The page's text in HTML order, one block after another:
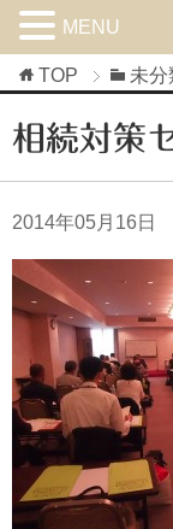
TOP 未分
相続対策
2014年05月16日
MENU